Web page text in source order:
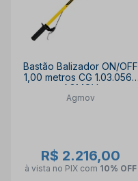
Bastão Balizador ON/OFF
1,00 metros CG 1.03.0562
AGMOV
Agmov
R$ 2.216,00
à vista no PIX com 10% OFF